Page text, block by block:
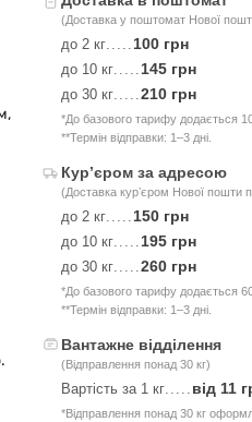
(Доставка у поштомат Нової
до 2 кг..... 100 грн
до 10 кг..... 145 грн
до 30 кг.....210 грн
*До базового тарифу додається
**Термін відправки: 1–3 дні.
Курʼєром за адресою
(Доставка курʼєром Нової пошти
до 2 кг..... 150 грн
до 10 кг..... 195 грн
до 30 кг.....260 грн
*До базового тарифу додається
**Термін відправки: 1–3 дні.
Вантажне відділення
(Відправлення понад 30 кг)
Вартість за 1 кг..... від 11
*Відправлення понад 30 кг